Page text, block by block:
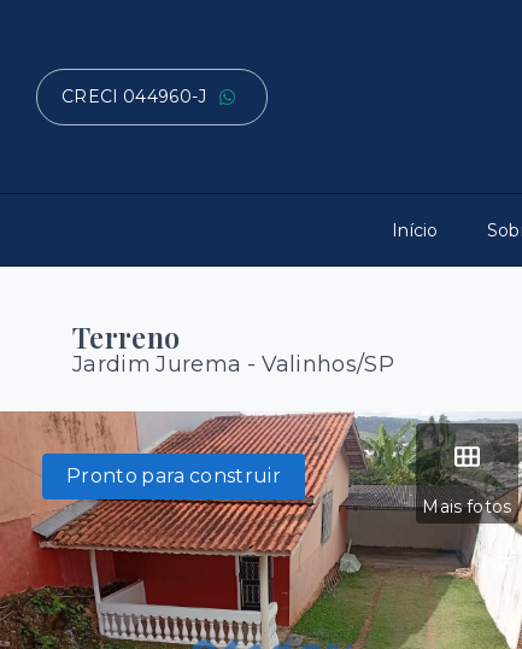
CRECI 044960-J
Início
Terreno
Jardim Jurema - Valinhos/SP
Mais fotos
Pronto para construir